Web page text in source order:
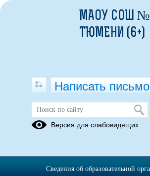
Информация для
МАОУ СОШ №
ТЮМЕНИ (6+)
Написать письмо
Версия для слабовидящих
Сведения об образовательной